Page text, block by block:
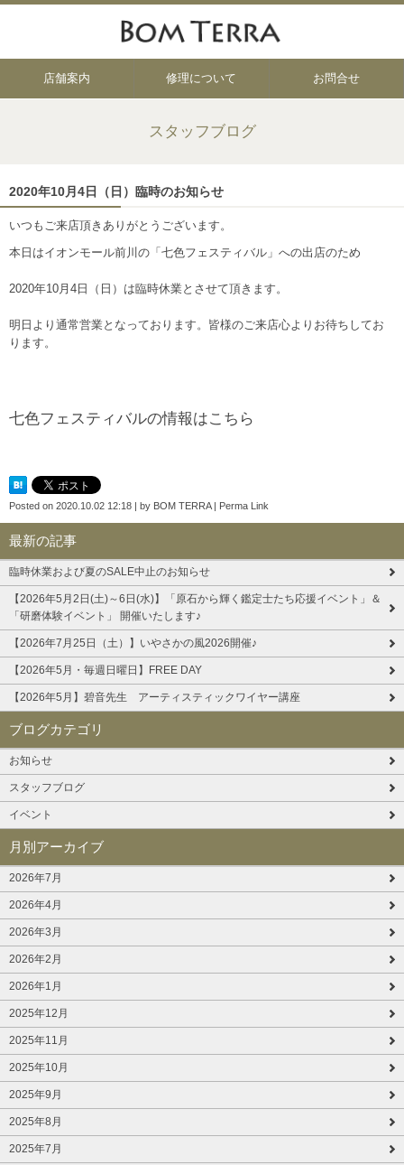
店舗案内 修理について お問合せ
スタッフブログ
2020年10月4日（日）臨時のお知らせ
いつもご来店頂きありがとうございます。
本日はイオンモール前川の「七色フェスティバル」への出店のため
2020年10月4日（日）は臨時休業とさせて頂きます。
明日より通常営業となっております。皆様のご来店心よりお待ちしてお
ります。
七色フェスティバルの情報はこちら
Posted on 2020.10.02 12:18 | by BOM TERRA| Perma Link
最新の記事
臨時休業および夏のSALE中止のお知らせ
【2026年5月2日(土)～6日(水)】「原石から輝く鑑定士たち応援イベント」＆
「研磨体験イベント」 開催いたします♪
【2026年7月25日（土）】いやさかの風2026開催♪
【2026年5月・毎週日曜日】FREE DAY
【2026年5月】碧音先生 アーティスティックワイヤー講座
ブログカテゴリ
お知らせ
スタッフブログ
イベント
月別アーカイブ
2026年7月
2026年4月
2026年3月
2026年2月
2026年1月
2025年12月
2025年11月
2025年10月
2025年9月
2025年8月
2025年7月